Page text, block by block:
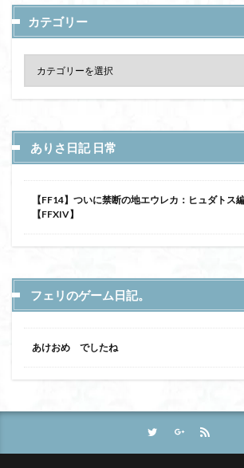
カテゴリー
ありさ日記 日常
【FF14】ついに禁断の地エウレカ：ヒュダトス
【FFXIV】
フェリのゲーム日記。
あけおめ でしたね